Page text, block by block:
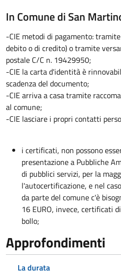
In Comune di San
-CIE metodi di pagamento:
debito o di credito) o tramite
postale C/C n. 19429950;
-CIE la carta d'identità è
scadenza del documento;
-CIE arriva a casa tramite
al comune;
-CIE lasciare i propri contatti
i certificati, non possono
presentazione a Pubbliche
di pubblici servizi, per la
l'autocertificazione, e nel
da parte del comune c'è
16 EURO, invece, certificati
bollo;
Approfondimenti
La durata